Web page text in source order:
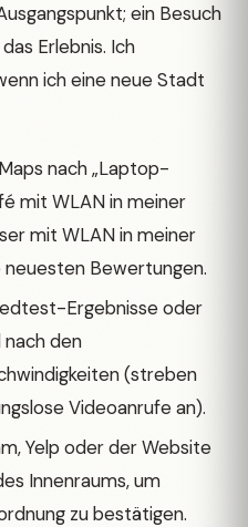
ein Besuch
Erlebnis. Ich
ich eine neue Stadt
nach „Laptop-
mit WLAN in meiner
mit WLAN in meiner
neuesten Bewertungen.
Ergebnisse oder
nach den
(streben
Videoanrufe an).
Yelp oder der Website
Innenraums, um
zu bestätigen.